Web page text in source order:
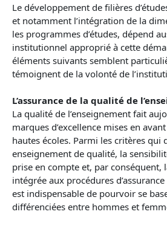
Le développement de filières
et notamment l’intégration de la
les programmes d’études, dépend
institutionnel approprié à cette
éléments suivants semblent
témoignent de la volonté de
L’assurance de la qualité de
La qualité de l’enseignement fait
marques d’excellence mises en
hautes écoles. Parmi les critères qui
enseignement de qualité, la
prise en compte et, par conséquent,
intégrée aux procédures
est indispensable de pourvoir se
différenciées entre hommes et